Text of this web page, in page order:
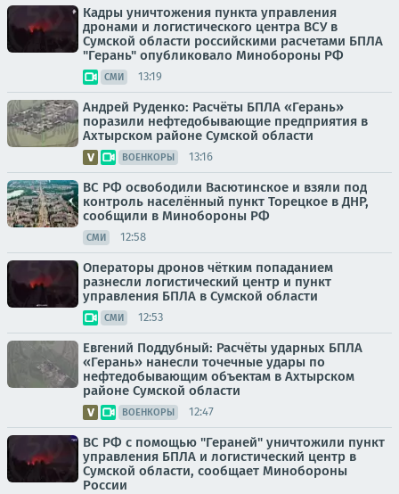
Кадры уничтожения пункта управления
дронами и логистического центра ВСУ в
Сумской области российскими расчетами БПЛА
"Герань" опубликовало Минобороны РФ
СМИ 13:19
Андрей Руденко: Расчёты БПЛА «Герань»
поразили нефтедобывающие предприятия в
Ахтырском районе Сумской области
ВОЕНКОРЫ 13:16
ВС РФ освободили Васютинское и взяли под
контроль населённый пункт Торецкое в ДНР,
сообщили в Минобороны РФ
СМИ 12:58
Операторы дронов чётким попаданием
разнесли логистический центр и пункт
управления БПЛА в Сумской области
СМИ 12:53
Евгений Поддубный: Расчёты ударных БПЛА
«Герань» нанесли точечные удары по
нефтедобывающим объектам в Ахтырском
районе Сумской области
ВОЕНКОРЫ 12:47
ВС РФ с помощью "Гераней" уничтожили пункт
управления БПЛА и логистический центр в
Сумской области, сообщает Минобороны
России